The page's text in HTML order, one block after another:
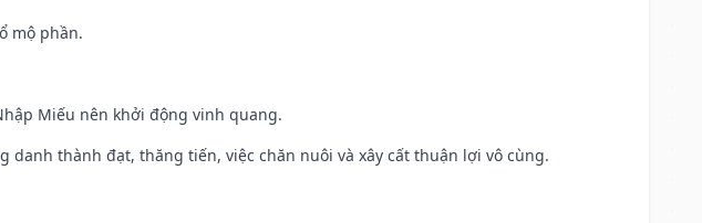
mộ phần.
Miếu nên khởi động vinh quang.
danh thành đạt, thăng tiến, việc chăn nuôi và xây cất thuận lợi vô cùng.